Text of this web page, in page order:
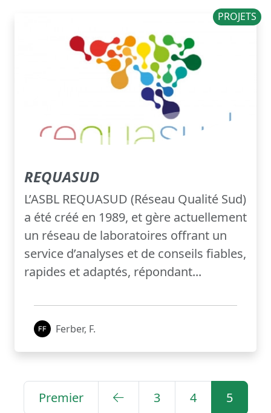
PROJETS
REQUASUD
L’ASBL REQUASUD (Réseau Qualité Sud)
a été créé en 1989, et gère actuellement
un réseau de laboratoires offrant un
service d’analyses et de conseils fiables,
rapides et adaptés, répondant...
Ferber, F.
Premier 3 4 5